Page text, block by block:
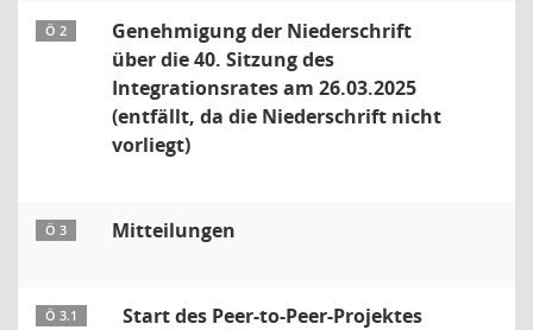
Ö 2
Genehmigung der Niederschrift
über die 40. Sitzung des
Integrationsrates am 26.03.2025
(entfällt, da die Niederschrift nicht
vorliegt)
Ö 3 Mitteilungen
Ö 3.1
Start des Peer-to-Peer-Projektes